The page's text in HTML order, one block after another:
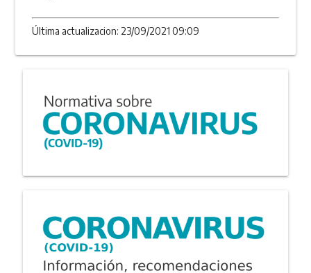
Última actualizacion: 23/09/2021 09:09